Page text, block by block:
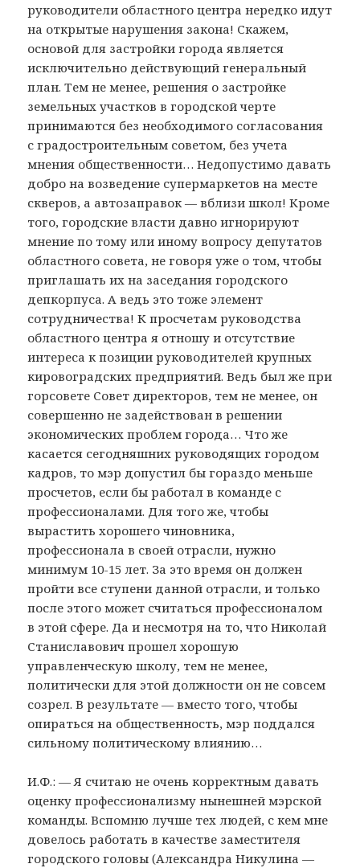
руководители областного центра нередко идут
на открытые нарушения закона! Скажем,
основой для застройки города является
исключительно действующий генеральный
план. Тем не менее, решения о застройке
земельных участков в городской черте
принимаются без необходимого согласования
с градостроительным советом, без учета
мнения общественности… Недопустимо давать
добро на возведение супермаркетов на месте
скверов, а автозаправок — вблизи школ! Кроме
того, городские власти давно игнорируют
мнение по тому или иному вопросу депутатов
областного совета, не говоря уже о том, чтобы
приглашать их на заседания городского
депкорпуса. А ведь это тоже элемент
сотрудничества! К просчетам руководства
областного центра я отношу и отсутствие
интереса к позиции руководителей крупных
кировоградских предприятий. Ведь был же при
горсовете Совет директоров, тем не менее, он
совершенно не задействован в решении
экономических проблем города… Что же
касается сегодняшних руководящих городом
кадров, то мэр допустил бы гораздо меньше
просчетов, если бы работал в команде с
профессионалами. Для того же, чтобы
вырастить хорошего чиновника,
профессионала в своей отрасли, нужно
минимум 10-15 лет. За это время он должен
пройти все ступени данной отрасли, и только
после этого может считаться профессионалом
в этой сфере. Да и несмотря на то, что Николай
Станиславович прошел хорошую
управленческую школу, тем не менее,
политически для этой должности он не совсем
созрел. В результате — вместо того, чтобы
опираться на общественность, мэр поддался
сильному политическому влиянию…
И.Ф.: — Я считаю не очень корректным давать
оценку профессионализму нынешней мэрской
команды. Вспомню лучше тех людей, с кем мне
довелось работать в качестве заместителя
городского головы (Александра Никулина —